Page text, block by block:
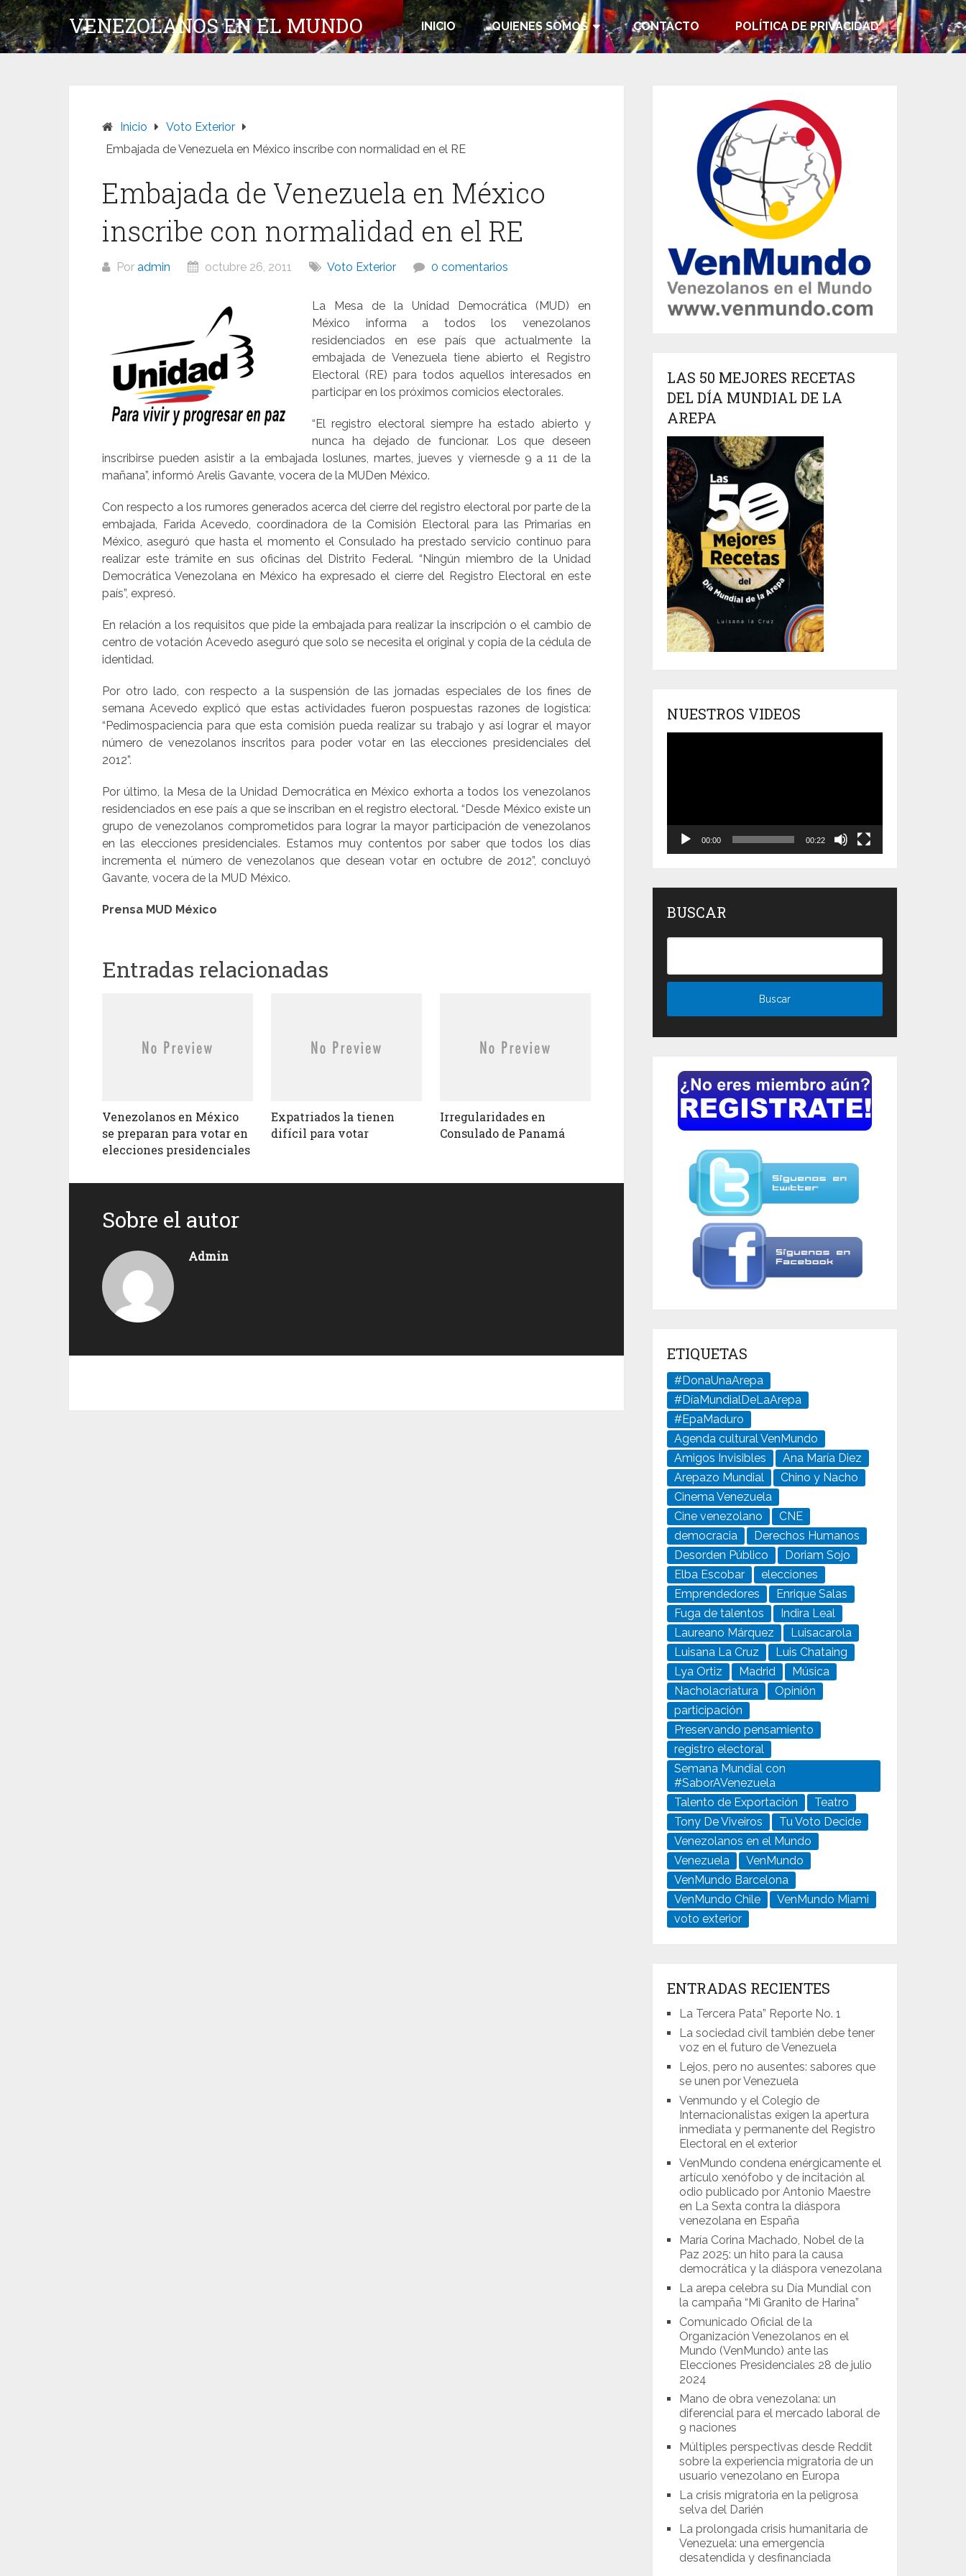
Saltar
al
contenido
VENEZOLANOS EN EL MUNDO INICIO QUIENES SOMOS CONTACTO POLÍTICA DE PRIVACIDAD
Inicio
Voto Exterior
Embajada de Venezuela en México inscribe con normalidad en el RE
Embajada de Venezuela en México
inscribe con normalidad en el RE
Por admin octubre 26, 2011 Voto Exterior 0 comentarios
La Mesa de la Unidad Democrática (MUD) en
México informa a todos los venezolanos
residenciados en ese país que actualmente la
embajada de Venezuela tiene abierto el Registro
Electoral (RE) para todos aquellos interesados en
participar en los próximos comicios electorales.
“El registro electoral siempre ha estado abierto y
nunca ha dejado de funcionar. Los que deseen
inscribirse pueden asistir a la embajada loslunes, martes, jueves y viernesde 9 a 11 de la
mañana”, informó Arelis Gavante, vocera de la MUDen México.
Con respecto a los rumores generados acerca del cierre del registro electoral por parte de la
embajada, Farida Acevedo, coordinadora de la Comisión Electoral para las Primarias en
México, aseguró que hasta el momento el Consulado ha prestado servicio continuo para
realizar este trámite en sus oficinas del Distrito Federal. “Ningún miembro de la Unidad
Democrática Venezolana en México ha expresado el cierre del Registro Electoral en este
país”, expresó.
En relación a los requisitos que pide la embajada para realizar la inscripción o el cambio de
centro de votación Acevedo aseguró que solo se necesita el original y copia de la cédula de
identidad.
Por otro lado, con respecto a la suspensión de las jornadas especiales de los fines de
semana Acevedo explicó que estas actividades fueron pospuestas razones de logística:
“Pedimospaciencia para que esta comisión pueda realizar su trabajo y así lograr el mayor
número de venezolanos inscritos para poder votar en las elecciones presidenciales del
2012”.
Por último, la Mesa de la Unidad Democrática en México exhorta a todos los venezolanos
residenciados en ese país a que se inscriban en el registro electoral. “Desde México existe un
grupo de venezolanos comprometidos para lograr la mayor participación de venezolanos
en las elecciones presidenciales. Estamos muy contentos por saber que todos los días
incrementa el número de venezolanos que desean votar en octubre de 2012”, concluyó
Gavante, vocera de la MUD México.
Prensa MUD México
Entradas relacionadas
Venezolanos en México
se preparan para votar en
elecciones presidenciales
Expatriados la tienen
difícil para votar
Irregularidades en
Consulado de Panamá
Sobre el autor
Admin
LAS 50 MEJORES RECETAS
DEL DÍA MUNDIAL DE LA
AREPA
NUESTROS VIDEOS
00:00 00:22
BUSCAR
ETIQUETAS
#DonaUnaArepa
#DíaMundialDeLaArepa
#EpaMaduro
Agenda cultural VenMundo
Amigos Invisibles
Ana María Diez
Arepazo Mundial
Chino y Nacho
Cinema Venezuela
Cine venezolano
CNE
democracia
Derechos Humanos
Desorden Público
Doriam Sojo
Elba Escobar
elecciones
Emprendedores
Enrique Salas
Fuga de talentos
Indira Leal
Laureano Márquez
Luisacarola
Luisana La Cruz
Luis Chataing
Lya Ortiz
Madrid
Música
Nacholacriatura
Opinión
participación
Preservando pensamiento
registro electoral
Semana Mundial con
#SaborAVenezuela
Talento de Exportación
Teatro
Tony De Viveiros
Tu Voto Decide
Venezolanos en el Mundo
Venezuela
VenMundo
VenMundo Barcelona
VenMundo Chile
VenMundo Miami
voto exterior
ENTRADAS RECIENTES
La Tercera Pata” Reporte No. 1
La sociedad civil también debe tener
voz en el futuro de Venezuela
Lejos, pero no ausentes: sabores que
se unen por Venezuela
Venmundo y el Colegio de
Internacionalistas exigen la apertura
inmediata y permanente del Registro
Electoral en el exterior
VenMundo condena enérgicamente el
artículo xenófobo y de incitación al
odio publicado por Antonio Maestre
en La Sexta contra la diáspora
venezolana en España
María Corina Machado, Nobel de la
Paz 2025: un hito para la causa
democrática y la diáspora venezolana
La arepa celebra su Día Mundial con
la campaña “Mi Granito de Harina”
Comunicado Oficial de la
Organización Venezolanos en el
Mundo (VenMundo) ante las
Elecciones Presidenciales 28 de julio
2024
Mano de obra venezolana: un
diferencial para el mercado laboral de
9 naciones
Múltiples perspectivas desde Reddit
sobre la experiencia migratoria de un
usuario venezolano en Europa
La crisis migratoria en la peligrosa
selva del Darién
La prolongada crisis humanitaria de
Venezuela: una emergencia
desatendida y desfinanciada